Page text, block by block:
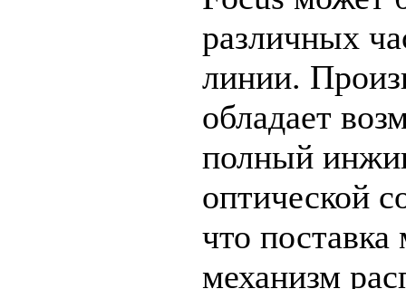
различных
линии.
обладает
полный
оптической
что
механизм